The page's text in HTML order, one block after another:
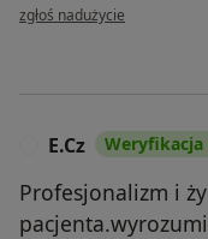
w opinii użytkownika Joanna
zgłoś nadużycie
E.Cz
Profesjonalizm i